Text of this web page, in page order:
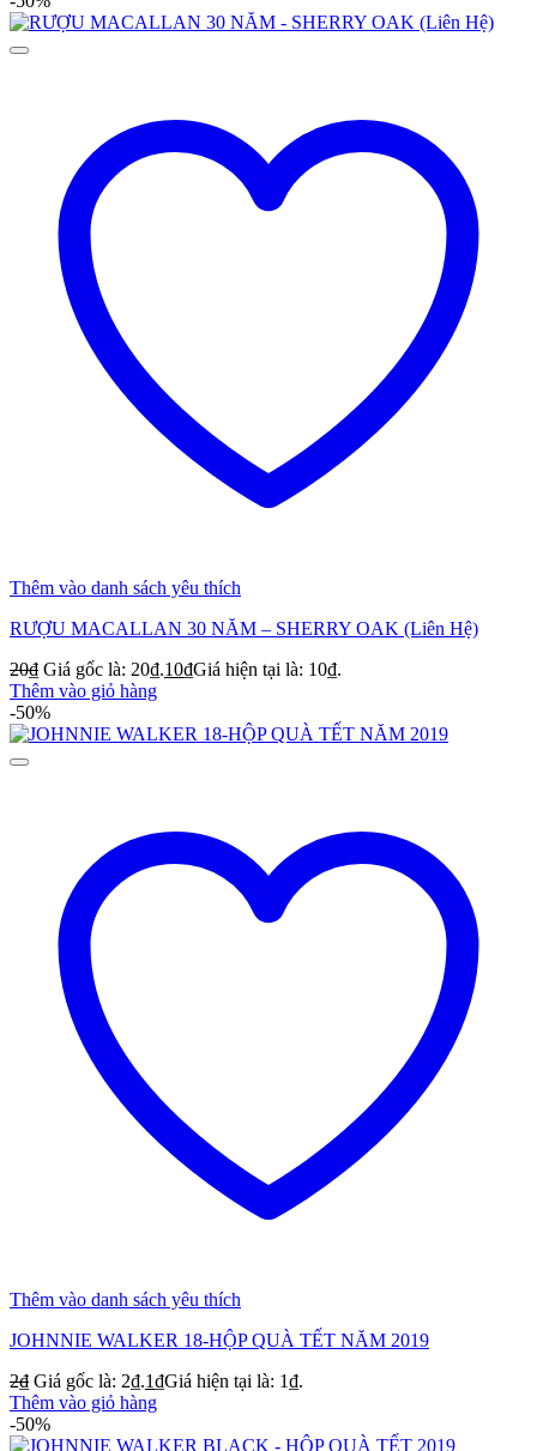
Thêm vào danh sách yêu thích
RƯỢU MACALLAN 30 NĂM – SHERRY OAK (Liên Hệ)
20₫ Giá gốc là: 20₫.10₫Giá hiện tại là: 10₫.
Thêm vào giỏ hàng
-50%
Thêm vào danh sách yêu thích
JOHNNIE WALKER 18-HỘP QUÀ TẾT NĂM 2019
2₫ Giá gốc là: 2₫.1₫Giá hiện tại là: 1₫.
Thêm vào giỏ hàng
-50%